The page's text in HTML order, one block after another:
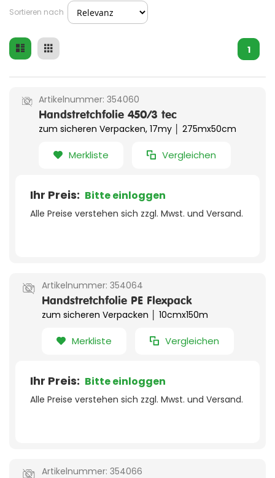
Sortieren nach
1
Ansicht
Liste Raster
Artikelnummer: 354060
Handstretchfolie 450/3 tec
zum sicheren Verpacken, 17my │ 275mx50cm
Merkliste Vergleichen
Ihr Preis: Bitte einloggen
Alle Preise verstehen sich zzgl. Mwst. und Versand.
Artikelnummer: 354064
Handstretchfolie PE Flexpack
zum sicheren Verpacken │ 10cmx150m
Merkliste Vergleichen
Ihr Preis: Bitte einloggen
Alle Preise verstehen sich zzgl. Mwst. und Versand.
Artikelnummer: 354066